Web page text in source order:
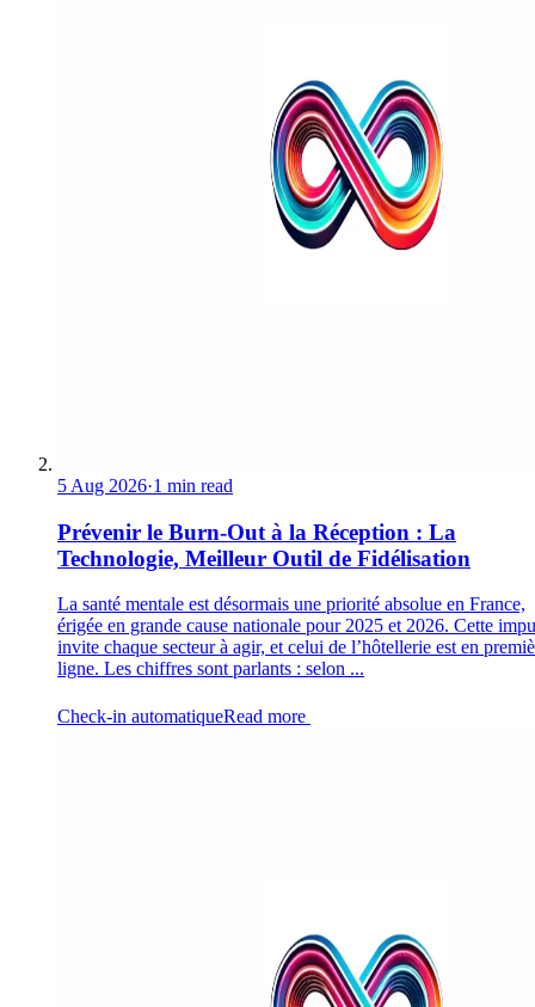
5 Aug 2026·1 min read
Prévenir le Burn-Out à la Réception : La
Technologie, Meilleur Outil de Fidélisation
La santé mentale est désormais une priorité absolue en France,
érigée en grande cause nationale pour 2025 et 2026. Cette
invite chaque secteur à agir, et celui de l’hôtellerie est en
ligne. Les chiffres sont parlants : selon ...
Check-in automatiqueRead more